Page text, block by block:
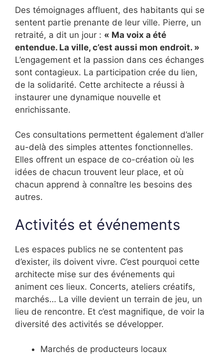
Des témoignages affluent, des habitants qui se
sentent partie prenante de leur ville. Pierre, un
retraité, a dit un jour : « Ma voix a été
entendue. La ville, c’est aussi mon endroit. »
L’engagement et la passion dans ces échanges
sont contagieux. La participation crée du lien,
de la solidarité. Cette architecte a réussi à
instaurer une dynamique nouvelle et
enrichissante.
Ces consultations permettent également d’aller
au-delà des simples attentes fonctionnelles.
Elles offrent un espace de co-création où les
idées de chacun trouvent leur place, et où
chacun apprend à connaître les besoins des
autres.
Activités et événements
Les espaces publics ne se contentent pas
d’exister, ils doivent vivre. C’est pourquoi cette
architecte mise sur des événements qui
animent ces lieux. Concerts, ateliers créatifs,
marchés… La ville devient un terrain de jeu, un
lieu de rencontre. Et c’est magnifique, de voir la
diversité des activités se développer.
Marchés de producteurs locaux